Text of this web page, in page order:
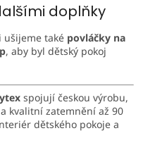
doplňky
ušijeme také povláčky na
, aby byl dětský pokoj
spojují českou výrobu,
kvalitní zatemnění až 90
dětského pokoje a